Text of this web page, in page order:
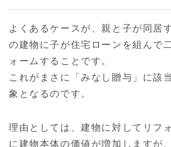
よくあるケースが、親と子が同居
の建物に子が住宅ローンを組んで
ォームすることです。
これがまさに「みなし贈与」に該
象となるのです。
理由としては、建物に対してリフ
に建物本体の価値が増加しますが